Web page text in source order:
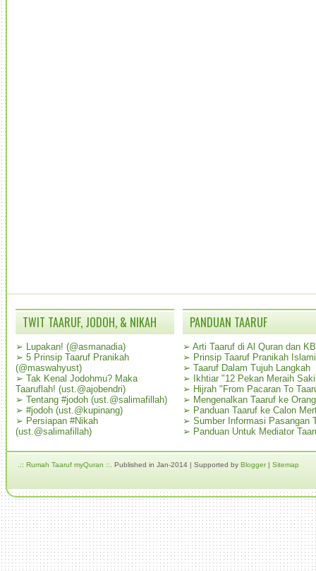
TWIT TAARUF, JODOH, & NIKAH
➢ Lupakan! (@asmanadia)
➢ 5 Prinsip Taaruf Pranikah
(@maswahyust)
➢ Tak Kenal Jodohmu? Maka
Taaruflah! (ust.@ajobendri)
➢ Tentang #jodoh (ust.@salimafillah)
➢ #jodoh (ust.@kupinang)
➢ Persiapan #Nikah
(ust.@salimafillah)
PANDUAN TAARUF
➢ Arti Taaruf di Al Quran dan
➢ Prinsip Taaruf Pranikah Islami
➢ Taaruf Dalam Tujuh Langkah
➢
Ikhtiar "12 Pekan Meraih
➢ Hijrah "From Pacaran To
➢ Mengenalkan Taaruf ke
➢ Panduan Taaruf ke Calon
➢ Sumber Informasi Pasangan
➢ Panduan Untuk Mediator
.:: Rumah Taaruf myQuran ::. Published in Jan-2014 | Supported by Blogger| Sitemap